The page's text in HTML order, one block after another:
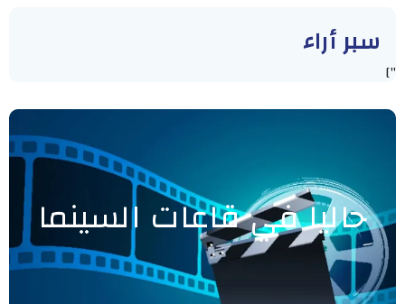
سبر أراء
"]
حاليا في قاعات السينما